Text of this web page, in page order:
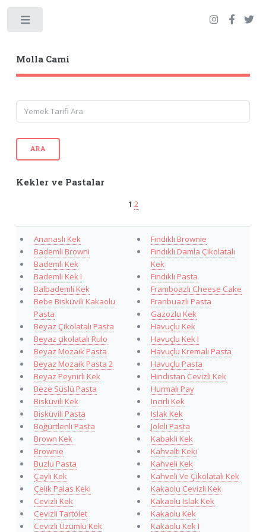
Molla Cami
ARA
Kekler ve Pastalar
1 2
Ananaslı Kek
Bademli Browni
Bademli Kek
Bademli Kek I
Balbademli Kek
Bebe Bisküvili Kakaolu
Pasta
Beyaz Çikolatalı Pasta
Beyaz çikolatalı Rulo
Beyaz Mozaik Pasta
Beyaz Mozaik Pasta 2
Beyaz Peynirli Kek
Beze Süslü Pasta
Bisküvili Kek
Bisküvili Pasta
Böğürtlenli Pasta
Brown Kek
Brownie
Buzlu Pasta
Çaylı Kek
Çelik Palas Keki
Cevizli Kek
Cevizli Tartölet
Cevizli Üzümlü Kek
Fındıklı Brownie
Fındıklı Damla Çikolatalı
Kek
Fındıklı Pasta
Framboazlı Cheese Cake
Franbuazlı Pasta
Gazozlu Kek
Havuçlu Kek
Havuçlu Kek I
Havuçlu Kremalı Pasta
Havuçlu Pasta
Hindistan Cevizli Kek
Hurmalı Pay
Incirli Kek
Islak Kek
Jöleli Pasta
Kabakli Kek
Kahvaltı Keki
Kahveli Kek
Kahveli Ve Çikolatalı Kek
Kakaolu Cevizli Kek
Kakaolu Islak Kek
Kakaolu Kek
Kakaolu Kek I